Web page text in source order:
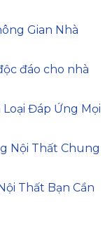
Gian Nhà
đáo cho nhà
Đáp Ứng Mọi
Nội Thất Chung
Thất Bạn Cần